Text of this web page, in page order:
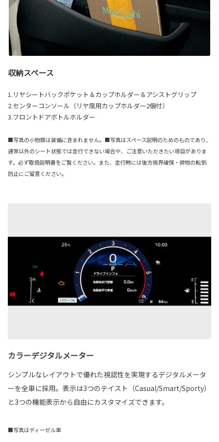
収納スペース
1.リヤシートバックポケット＆カップホルダー＆アシストグリップ
2.センターコンソール（リヤ席用カップホルダー2個付）
3.フロントドアボトルホルダー
■写真の小物類は装備に含まれません。■写真はスペース説明のためのものであり、
通常以外のシート状態では走行できない場合や、ご注意いただきたい項目がありま
す。必ず取扱説明書をご覧ください。また、走行時には後方視界確保・荷物の転倒
防止にご留意ください。
カラーデジタルメーター
シンプルなレイアウトで優れた視認性を実現するデジタルメータ
ーを全車に採用。表示は3つのテイスト（Casual/Smart/Sporty）
と3つの機能表示から自由にカスタマイズできます。
■写真はディーゼル車